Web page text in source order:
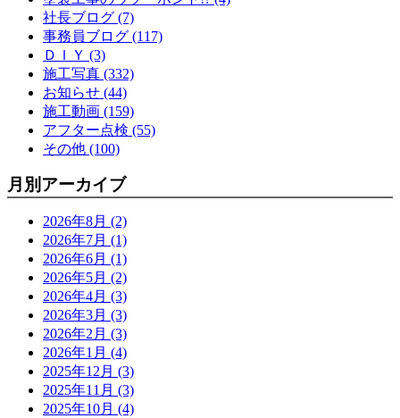
社長ブログ (7)
事務員ブログ (117)
ＤＩＹ (3)
施工写真 (332)
お知らせ (44)
施工動画 (159)
アフター点検 (55)
その他 (100)
月別アーカイブ
2026年8月 (2)
2026年7月 (1)
2026年6月 (1)
2026年5月 (2)
2026年4月 (3)
2026年3月 (3)
2026年2月 (3)
2026年1月 (4)
2025年12月 (3)
2025年11月 (3)
2025年10月 (4)